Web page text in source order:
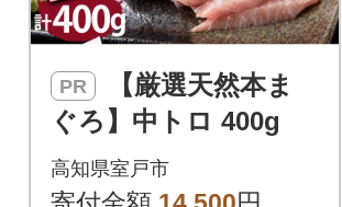
PR
ぐろ】中トロ 400g
高知県室戸市